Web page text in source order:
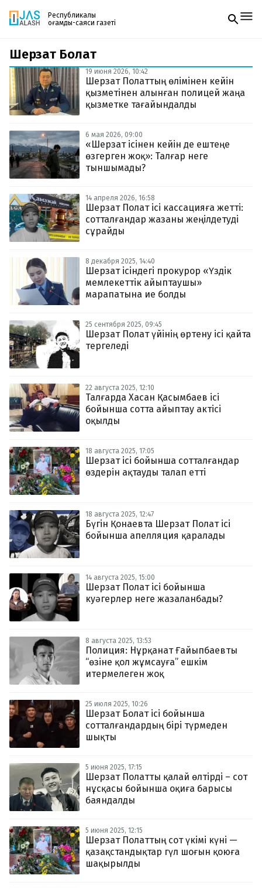
Республикалық
қоғамдық-саяси газеті
Жаңалықтар
Спорт
Live
Руханият
Аймақ
Архив
Заң және тәртіп
Редакциямен байланыс
+7 708 604 51 06
Жарнама бөлімі
Пошта
zhasalash100@gmail.com
Газетке жазылу
PDF форматтағы газетті ай сайын электронды
поштаңызға алып отырыңыз. Жаңа нөмір
шыққан сәтте сізге бірден жіберіледі. Тек email
Шерзат Болат
19 июня 2026, 10:42
Шерзат Полаттың өлімінен кейін
қызметінен алынған полицей жаңа
қызметке тағайындалды
6 мая 2026, 09:00
«Шерзат ісінен кейін де ештеңе
өзгерген жоқ»: Талғар неге
тыншымады?
14 апреля 2026, 16:58
Шерзат Полат ісі кассацияға жетті:
сотталғандар жазаны жеңілдетуді
сұрайды
8 декабря 2025, 14:40
Шерзат ісіндегі прокурор «Үздік
мемлекеттік айыптаушы»
марапатына ие болды
25 сентября 2025, 09:45
Шерзат Полат үйінің өртену ісі қайта
тергеледі
22 августа 2025, 12:10
Талғарда Хасан Қасымбаев ісі
бойынша сотта айыптау актісі
оқылды
18 августа 2025, 17:05
Шерзат ісі бойынша сотталғандар
өздерін ақтауды талап етті
18 августа 2025, 12:47
Бүгін Қонаевта Шерзат Полат ісі
бойынша апелляция қаралады
14 августа 2025, 15:00
Шерзат Полат ісі бойынша
куәгерлер неге жазаланбады?
8 августа 2025, 13:53
Полиция: Нұрқанат Ғайыпбаевты
“өзіне қол жұмсауға” ешкім
итермелеген жоқ
25 июля 2025, 10:26
Шерзат Болат ісі бойынша
сотталғандардың бірі түрмеден
шықты
5 июня 2025, 17:15
Шерзат Полатты қалай өлтірді – сот
нұсқасы бойынша оқиға барысы
баяндалды
5 июня 2025, 12:15
Шерзат Полаттың сот үкімі күні —
қазақстандықтар гүл шоғын қоюға
шақырылды